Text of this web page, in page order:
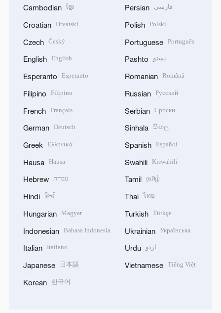
Cambodian ខ្មែរ
Croatian Hrvatski
Czech Český
English English
Esperanto Esperanto
Filipino Filipino
French Français
German Deutsch
Greek Ελληνικά
Hausa Hausa
Hebrew עברית
Hindi हिन्दी
Hungarian Magyar
Indonesian Bahasa Indonesia
Italian Italiano
Japanese 日本語
Korean 한국어
Persian فارسی
Polish Polski
Portuguese Português
Pashto پښتو
Romanian Română
Russian Русский
Serbian Српски
Sinhala සිංහල
Spanish Español
Swahili Kiswahili
Tamil தமிழ்
Thai ไทย
Turkish Türkçe
Ukrainian Українська
Urdu اردو
Vietnamese Tiếng Việt